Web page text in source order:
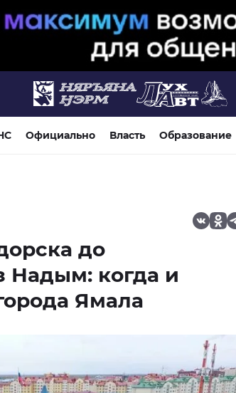
Официально Власть Образование
до
Надым: когда и
Ямала